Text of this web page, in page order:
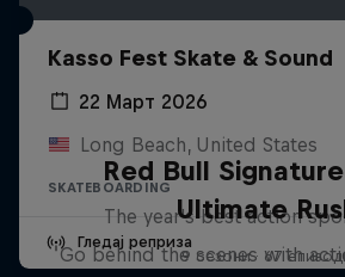
Kasso Fest Skate & Sound
22 Март 2026
Long Beach, United States
SKATEBOARDING
Гледај реприза
Red Bull
The year's best action
9 сезони · 67
Ultimate
Go behind the scenes with